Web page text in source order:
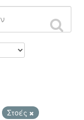
Στοές